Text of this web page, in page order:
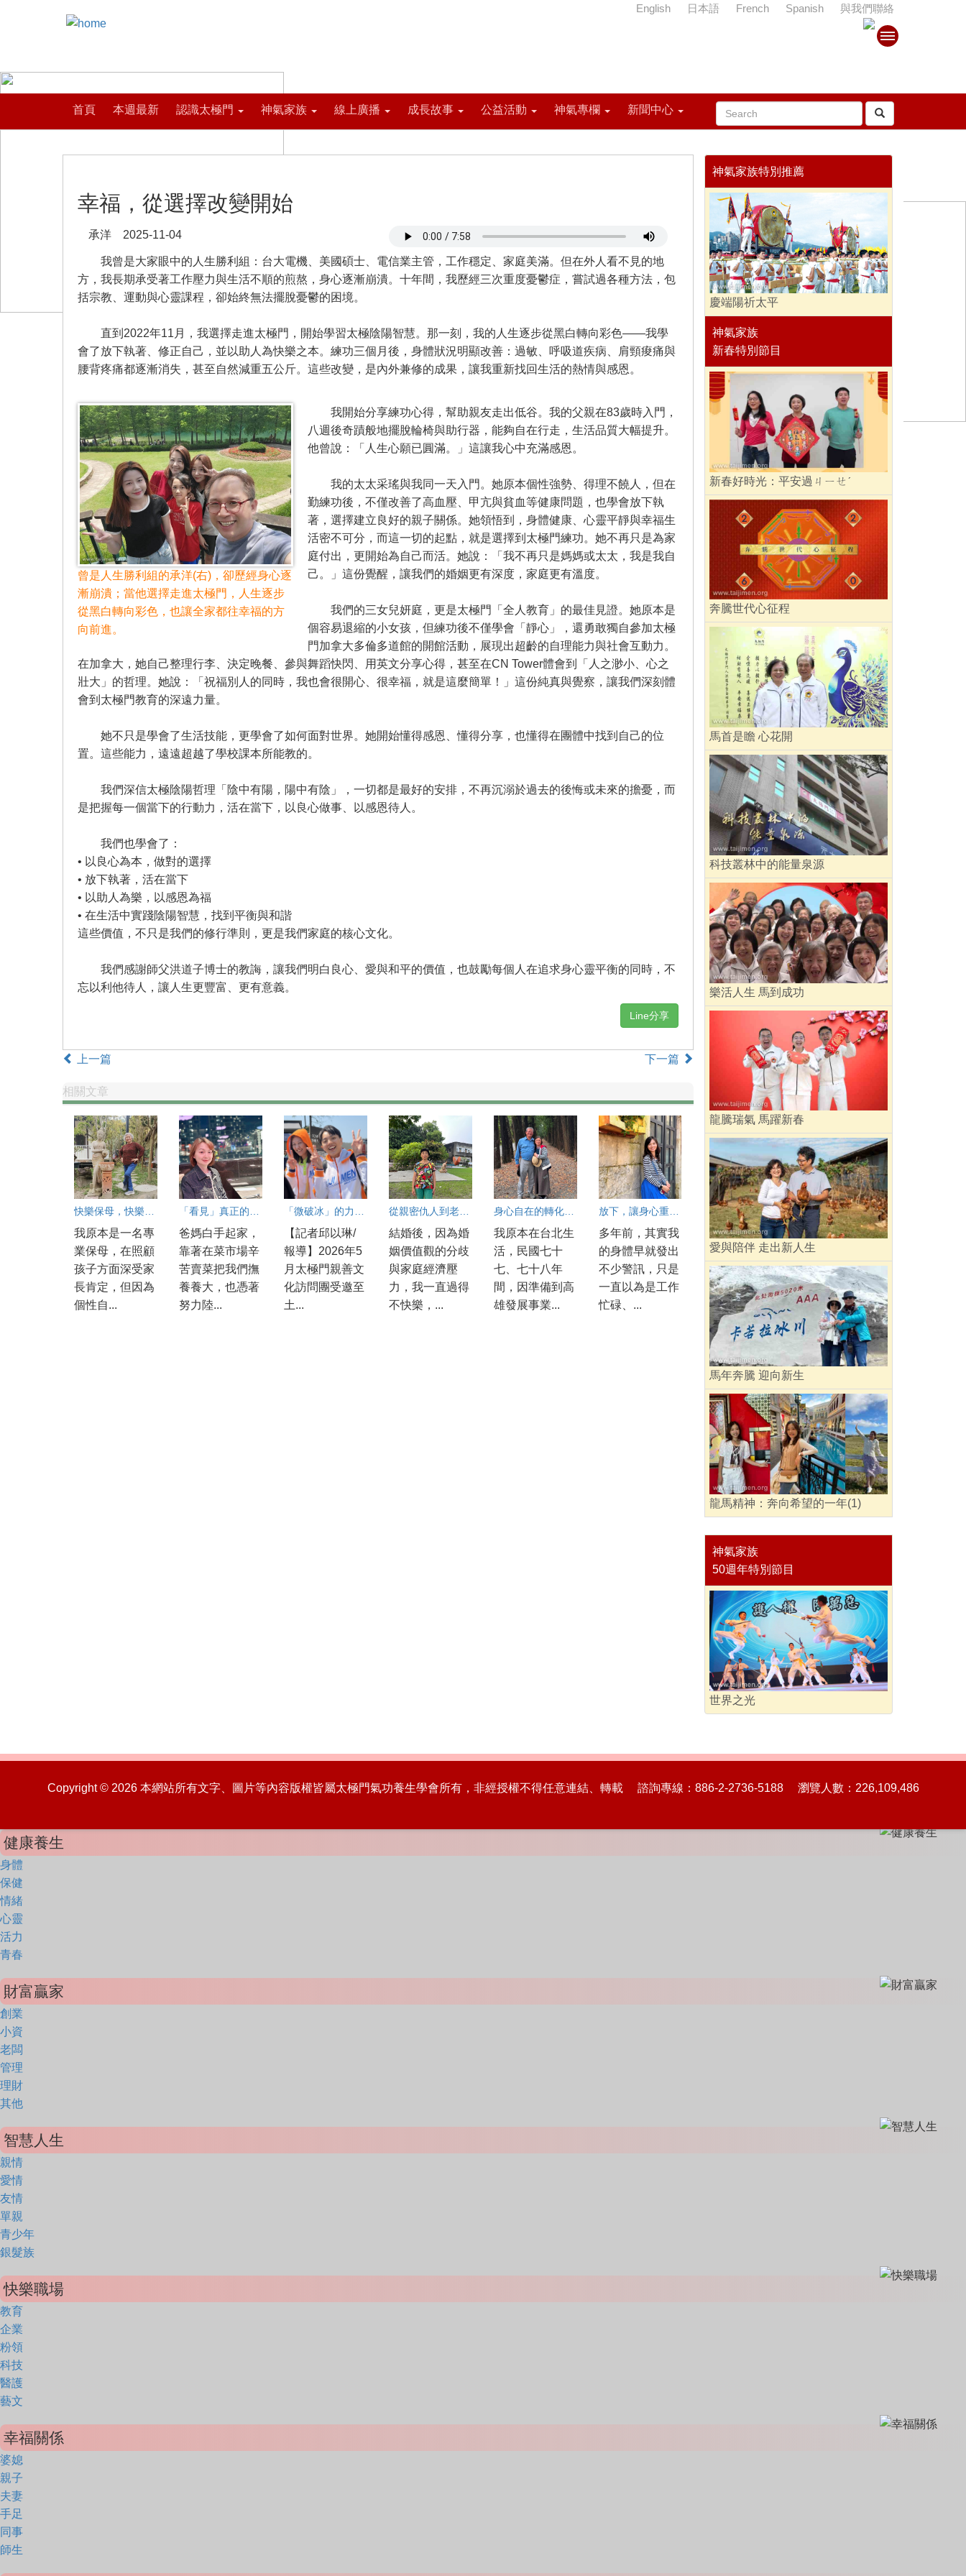
首頁 本週最新 認識太極門 神氣家族 線上廣播 成長故事 公益活動 神氣專欄 新聞中心
English 日本語 French Spanish 與我們聯絡
幸福，從選擇改變開始
承洋 2025-11-04
我曾是大家眼中的人生勝利組：台大電機、美國碩士、電信業主管，工作穩定、家庭美滿。但在外人看不見的地
方，我長期承受著工作壓力與生活不順的煎熬，身心逐漸崩潰。十年間，我歷經三次重度憂鬱症，嘗試過各種方法，包
括宗教、運動與心靈課程，卻始終無法擺脫憂鬱的困境。
直到2022年11月，我選擇走進太極門，開始學習太極陰陽智慧。那一刻，我的人生逐步從黑白轉向彩色——我學
會了放下執著、修正自己，並以助人為快樂之本。練功三個月後，身體狀況明顯改善：過敏、呼吸道疾病、肩頸痠痛與
腰背疼痛都逐漸消失，甚至自然減重五公斤。這些改變，是內外兼修的成果，讓我重新找回生活的熱情與感恩。
曾是人生勝利組的承洋(右)，卻歷經身心逐
漸崩潰；當他選擇走進太極門，人生逐步
從黑白轉向彩色，也讓全家都往幸福的方
向前進。
我開始分享練功心得，幫助親友走出低谷。我的父親在83歲時入門，
八週後奇蹟般地擺脫輪椅與助行器，能夠自在行走，生活品質大幅提升。
他曾說：「人生心願已圓滿。」這讓我心中充滿感恩。
我的太太采瑤與我同一天入門。她原本個性強勢、得理不饒人，但在
勤練功後，不僅改善了高血壓、甲亢與貧血等健康問題，也學會放下執
著，選擇建立良好的親子關係。她領悟到，身體健康、心靈平靜與幸福生
活密不可分，而這一切的起點，就是選擇到太極門練功。她不再只是為家
庭付出，更開始為自己而活。她說：「我不再只是媽媽或太太，我是我自
己。」這份覺醒，讓我們的婚姻更有深度，家庭更有溫度。
我們的三女兒妍庭，更是太極門「全人教育」的最佳見證。她原本是
個容易退縮的小女孩，但練功後不僅學會「靜心」，還勇敢獨自參加太極
門加拿大多倫多道館的開館活動，展現出超齡的自理能力與社會互動力。
在加拿大，她自己整理行李、決定晚餐、參與舞蹈快閃、用英文分享心得，甚至在CN Tower體會到「人之渺小、心之
壯大」的哲理。她說：「祝福別人的同時，我也會很開心、很幸福，就是這麼簡單！」這份純真與覺察，讓我們深刻體
會到太極門教育的深遠力量。
她不只是學會了生活技能，更學會了如何面對世界。她開始懂得感恩、懂得分享，也懂得在團體中找到自己的位
置。這些能力，遠遠超越了學校課本所能教的。
我們深信太極陰陽哲理「陰中有陽，陽中有陰」，一切都是最好的安排，不再沉溺於過去的後悔或未來的擔憂，而
是把握每一個當下的行動力，活在當下，以良心做事、以感恩待人。
我們也學會了：
• 以良心為本，做對的選擇
• 放下執著，活在當下
• 以助人為樂，以感恩為福
• 在生活中實踐陰陽智慧，找到平衡與和諧
這些價值，不只是我們的修行準則，更是我們家庭的核心文化。
我們感謝師父洪道子博士的教誨，讓我們明白良心、愛與和平的價值，也鼓勵每個人在追求身心靈平衡的同時，不
忘以利他待人，讓人生更豐富、更有意義。
Line分享
上一篇 下一篇
相關文章
我原本是一名專
業保母，在照顧
孩子方面深受家
長肯定，但因為
個性自...
爸媽白手起家，
靠著在菜市場辛
苦賣菜把我們撫
養養大，也憑著
努力陸...
【記者邱以琳/
報導】2026年5
月太極門親善文
化訪問團受邀至
土...
從親密仇人到老來伴
結婚後，因為婚
姻價值觀的分歧
與家庭經濟壓
力，我一直過得
不快樂，...
身心自在的轉化之路
我原本在台北生
活，民國七十
七、七十八年
間，因準備到高
雄發展事業...
放下，讓身心重新呼吸
多年前，其實我
的身體早就發出
不少警訊，只是
一直以為是工作
忙碌、...
神氣家族特別推薦
慶端陽祈太平
神氣家族
新春特別節目
新春好時光：平安過ㄐㄧㄝˊ
奔騰世代心征程
馬首是瞻 心花開
科技叢林中的能量泉源
樂活人生 馬到成功
龍騰瑞氣 馬躍新春
愛與陪伴 走出新人生
馬年奔騰 迎向新生
龍馬精神：奔向希望的一年(1)
神氣家族
50週年特別節目
世界之光
Copyright © 2026 本網站所有文字、圖片等內容版權皆屬太極門氣功養生學會所有，非經授權不得任意連結、轉載 諮詢專線：886-2-2736-5188 瀏覽人數：226,109,486
健康養生
身體
保健
情緒
心靈
活力
青春
財富贏家
創業
小資
老闆
管理
理財
其他
智慧人生
親情
愛情
友情
單親
青少年
銀髮族
快樂職場
教育
企業
粉領
科技
醫護
藝文
幸福關係
婆媳
親子
夫妻
手足
同事
師生